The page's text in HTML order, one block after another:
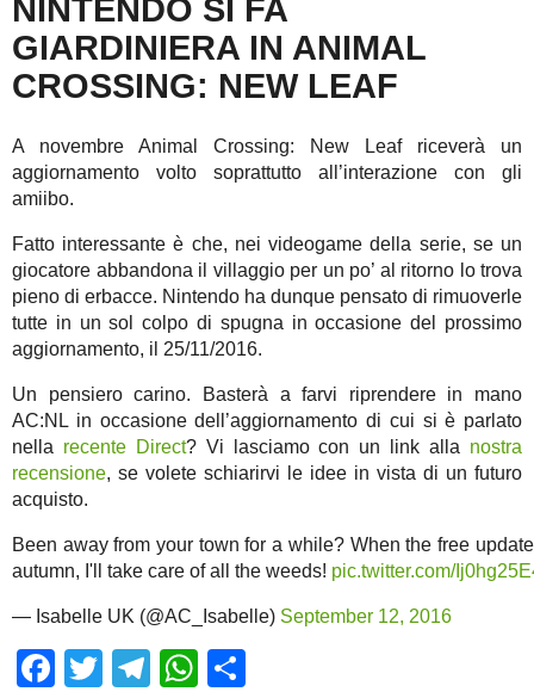
NINTENDO SI FA
GIARDINIERA IN ANIMAL
CROSSING: NEW LEAF
A novembre Animal Crossing: New Leaf riceverà un
aggiornamento volto soprattutto all’interazione con gli
amiibo.
Fatto interessante è che, nei videogame della serie, se un
giocatore abbandona il villaggio per un po’ al ritorno lo trova
pieno di erbacce. Nintendo ha dunque pensato di rimuoverle
tutte in un sol colpo di spugna in occasione del prossimo
aggiornamento, il 25/11/2016.
Un pensiero carino. Basterà a farvi riprendere in mano
AC:NL in occasione dell’aggiornamento di cui si è parlato
nella recente Direct? Vi lasciamo con un link alla nostra
recensione, se volete schiarirvi le idee in vista di un futuro
acquisto.
Been away from your town for a while? When the free
autumn, I'll take care of all the weeds! pic.twitter.com/
— Isabelle UK (@AC_Isabelle) September 12, 2016
Facebook
TwitterTelegram
WhatsApp